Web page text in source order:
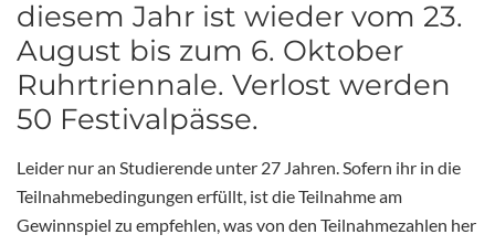
diesem Jahr ist wieder vom 23.
August bis zum 6. Oktober
Ruhrtriennale. Verlost werden
50 Festivalpässe.
Leider nur an Studierende unter 27 Jahren. Sofern ihr in die
Teilnahmebedingungen erfüllt, ist die Teilnahme am
Gewinnspiel zu empfehlen, was von den Teilnahmezahlen her